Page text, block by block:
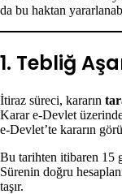
da bu haktan
1. Tebliğ
İtiraz süreci, kararın
Karar e-Devlet
e-Devlet’te kararın
Bu tarihten itibaren 15
Sürenin doğru
taşır.